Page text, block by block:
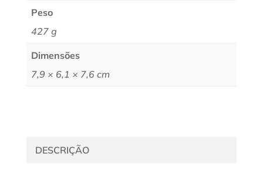
Peso
427 g
Dimensões
7,9 × 6,1 × 7,6 cm
DESCRIÇÃO